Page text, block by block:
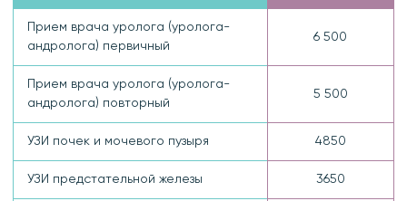
Прием врача уролога (уролога-
андролога) первичный
6 500
Прием врача уролога (уролога-
андролога) повторный
5 500
УЗИ почек и мочевого пузыря 4850
УЗИ предстательной железы 3650